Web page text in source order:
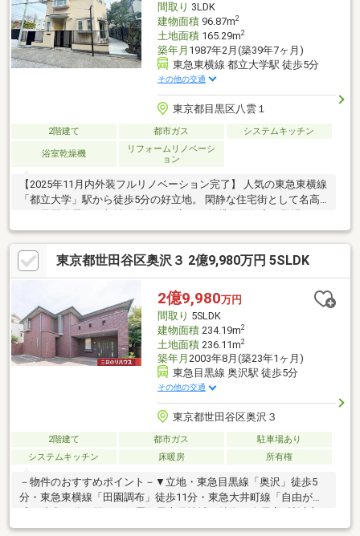
間取り 3LDK
建物面積96.87m2
土地面積165.29m2
築年月 1987年2月(築39年7ヶ月)
東急東横線 都立大学駅 徒歩5分
その他の交通
東京都目黒区八雲１
2階建て 都市ガス システムキッチン
浴室乾燥機
リフォームリノベーシ
ョン
【2025年11月内外装フルリノベーション完了】 人気の東急東横線
「都立大学」駅から徒歩5分の好立地。 閑静な住宅街として名高
い目黒区八雲に、収益と居住を両立する賃貸併用住宅が登場しま
した。 アパート部分は全4戸が満室想定で月額約25.4万円の収入
が見込め、住宅ローン返済を強力にサポート。 自宅部分は水回り
から内外装まで一新されており、新築気分で新生活をスタートで
きます。 東光寺の参道に面した趣ある環境で、窓からは四季折々
の銀杏の木を望む贅沢な借景も。 安心の瑕疵保険加入済み物件で
す。 賢く住み、資産を築く新しい住まい方をここから。
東京都世田谷区奥沢３ 2億9,980万円 5SLDK
2億9,980万円
間取り 5SLDK
建物面積234.19m2
土地面積236.11m2
築年月 2003年8月(築23年1ヶ月)
東急目黒線 奥沢駅 徒歩5分
その他の交通
東京都世田谷区奥沢３
2階建て 都市ガス
駐車場あり
システムキッチン
床暖房 所有権
－物件のおすすめポイント－▼立地・東急目黒線「奥沢」徒歩5
分・東急東横線「田園調布」徒歩11分・東急大井町線「自由が
を確保、約8帖の和室有・窓から坪庭を眺められる浴室・地下室・